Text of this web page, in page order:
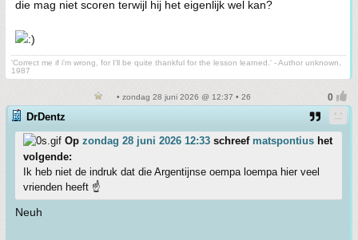
die mag niet scoren terwijl hij het eigenlijk wel kan?
'Correct me if i'm wrong, for I'll be quite thankful for the lesson learned.' - Author unknown,
1987
• zondag 28 juni 2026 @ 12:37 • 26
DrDentz
Op zondag 28 juni 2026 12:33 schreef matspontius het
volgende:
Ik heb niet de indruk dat die Argentijnse oempa loempa hier veel
vrienden heeft ☝️
Neuh